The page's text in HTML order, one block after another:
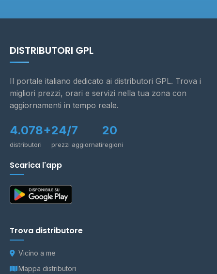
DISTRIBUTORI GPL
Il portale italiano dedicato ai distributori GPL. Trova i
migliori prezzi, orari e servizi nella tua zona con
aggiornamenti in tempo reale.
4.078+
distributori
24/7
prezzi aggiornati
20
regioni
Scarica l'app
Trova distributore
Vicino a me
Mappa distributori